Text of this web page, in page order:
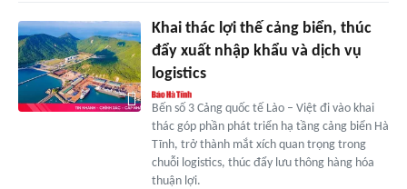
Khai thác lợi thế cảng biển, thúc
đẩy xuất nhập khẩu và dịch vụ
logistics
Bến số 3 Cảng quốc tế Lào – Việt đi vào khai
thác góp phần phát triển hạ tầng cảng biển Hà
Tĩnh, trở thành mắt xích quan trọng trong
chuỗi logistics, thúc đẩy lưu thông hàng hóa
thuận lợi.